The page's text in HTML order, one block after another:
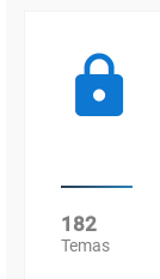
182
Temas